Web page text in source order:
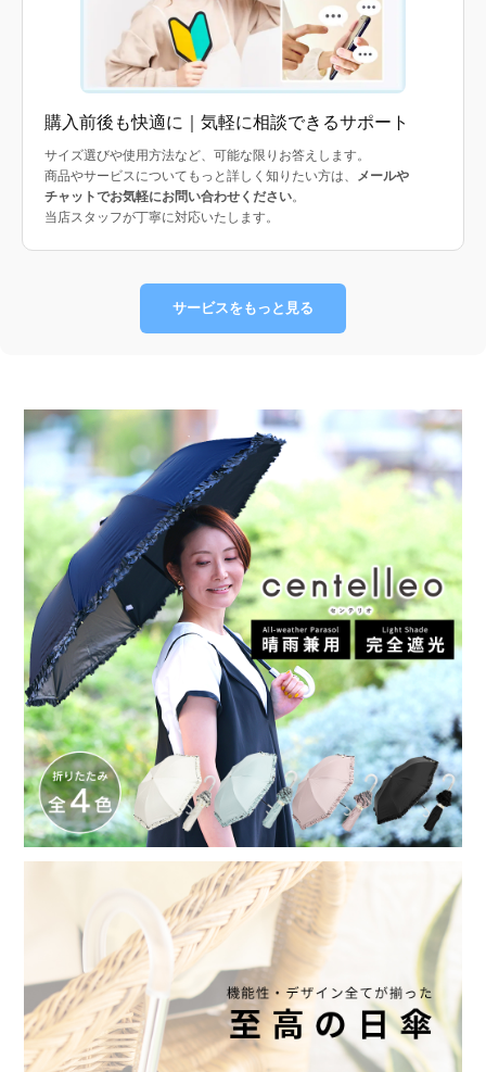
購入前後も快適に｜気軽に相談できるサポート
サイズ選びや使用方法など、可能な限りお答えします。
商品やサービスについてもっと詳しく知りたい方は、
メールや
チャットでお気軽にお問い合わせください。
当店スタッフが丁寧に対応いたします。
サービスをもっと見る